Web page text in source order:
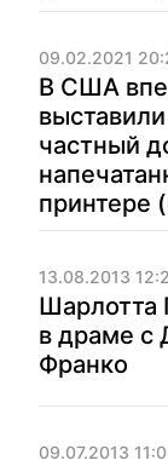
09.02.2021
В США
частный
принтере
13.08.2013
Шарлотта
в драме
Франко
09.07.2013